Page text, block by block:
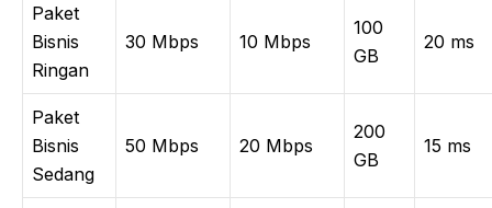
Paket
Bisnis
Ringan
30 Mbps 10 Mbps
100
GB
20 ms
Paket
Bisnis
Sedang
50 Mbps 20 Mbps
200
GB
15 ms